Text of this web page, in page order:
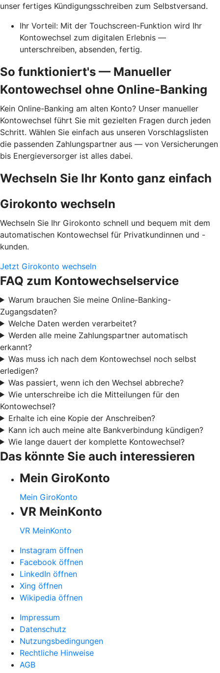
unser fertiges Kündigungsschreiben zum Selbstversand.
Ihr Vorteil: Mit der Touchscreen-Funktion wird Ihr
Kontowechsel zum digitalen Erlebnis —
unterschreiben, absenden, fertig.
So funktioniert's — Manueller
Kontowechsel ohne Online-Banking
Kein Online-Banking am alten Konto? Unser manueller
Kontowechsel führt Sie mit gezielten Fragen durch jeden
Schritt. Wählen Sie einfach aus unseren Vorschlagslisten
die passenden Zahlungspartner aus — von Versicherungen
bis Energieversorger ist alles dabei.
Wechseln Sie Ihr Konto ganz einfach
Girokonto wechseln
Wechseln Sie Ihr Girokonto schnell und bequem mit dem
automatischen Kontowechsel für Privatkundinnen und -
kunden.
Jetzt Girokonto wechseln
FAQ zum Kontowechselservice
Warum brauchen Sie meine Online-Banking-
Zugangsdaten?
Welche Daten werden verarbeitet?
Werden alle meine Zahlungspartner automatisch
erkannt?
Was muss ich nach dem Kontowechsel noch selbst
erledigen?
Was passiert, wenn ich den Wechsel abbreche?
Wie unterschreibe ich die Mitteilungen für den
Kontowechsel?
Erhalte ich eine Kopie der Anschreiben?
Kann ich auch meine alte Bankverbindung kündigen?
Wie lange dauert der komplette Kontowechsel?
Das könnte Sie auch interessieren
Mein GiroKonto
Mein GiroKonto
VR MeinKonto
VR MeinKonto
Instagram öffnen
Facebook öffnen
LinkedIn öffnen
Xing öffnen
Wikipedia öffnen
Impressum
Datenschutz
Nutzungsbedingungen
Rechtliche Hinweise
AGB